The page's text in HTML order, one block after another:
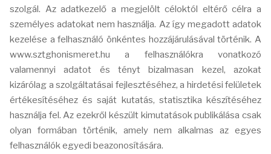
szolgál. Az adatkezelő a megjelölt céloktól eltérő célra a
személyes adatokat nem használja. Az így megadott adatok
kezelése a felhasználó önkéntes hozzájárulásával történik. A
www.sztghonismeret.hu a felhasználókra vonatkozó
valamennyi adatot és tényt bizalmasan kezel, azokat
kizárólag a szolgáltatásai fejlesztéséhez, a hirdetési felületek
értékesítéséhez és saját kutatás, statisztika készítéséhez
használja fel. Az ezekről készült kimutatások publikálása csak
olyan formában történik, amely nem alkalmas az egyes
felhasználók egyedi beazonosítására.